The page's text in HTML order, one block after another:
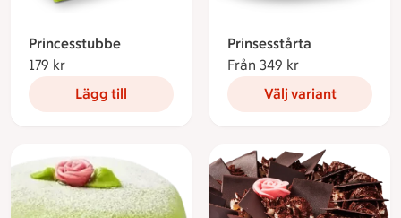
Princesstubbe
179 kr
Lägg till
Prinsesstårta
Från 349 kr
Välj variant